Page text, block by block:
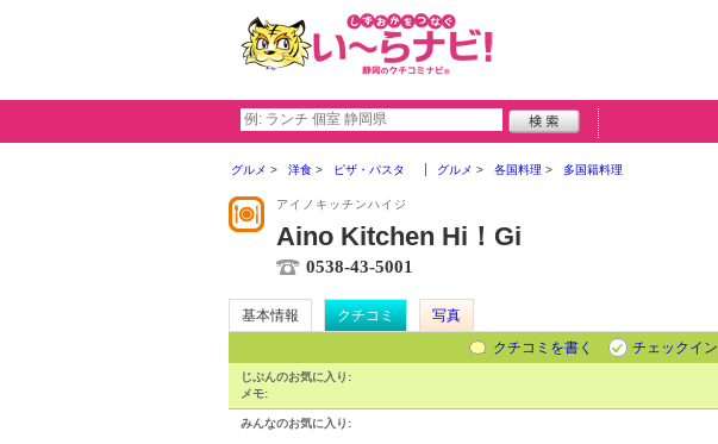
グルメ 洋食 ピザ・パスタ グルメ 各国料理 多国籍料理
アイノキッチンハイジ
Aino Kitchen Hi！Gi
0538-43-5001
基本情報 クチコミ
写真
クチコミを書く
チェックイン
じぶんのお気に入り:
メモ:
みんなのお気に入り: